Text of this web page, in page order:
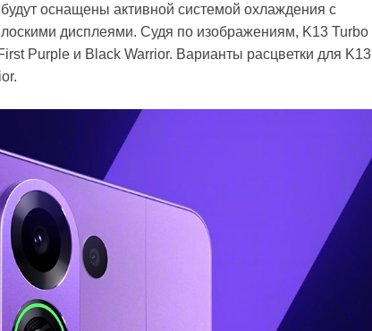
оснащены активной системой охлаждения с
дисплеями. Судя по изображениям, K13 Turbo
Purple и Black Warrior. Варианты расцветки для K13